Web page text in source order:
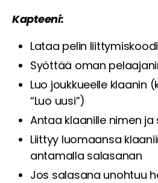
Kapteeni:
Lataa pelin
Syöttää oman
Luo joukkueelle klaanin
“Luo uusi”)
Antaa klaanille nimen
Liittyy luomaansa
antamalla salasanan
Jos salasana unohtuu